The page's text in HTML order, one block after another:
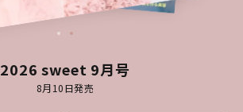
2026 sweet 9月号
8月10日発売